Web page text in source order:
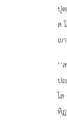
ปุ
ส

ป
โส
ทิ